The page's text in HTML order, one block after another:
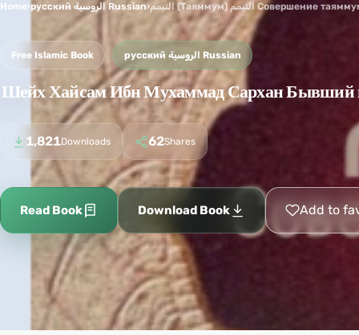
Home› русский الروسية Russian›
Free Islamic Book русский الروسية Russian
1,821Downloads 62Shares
Read Book Download Book Add to